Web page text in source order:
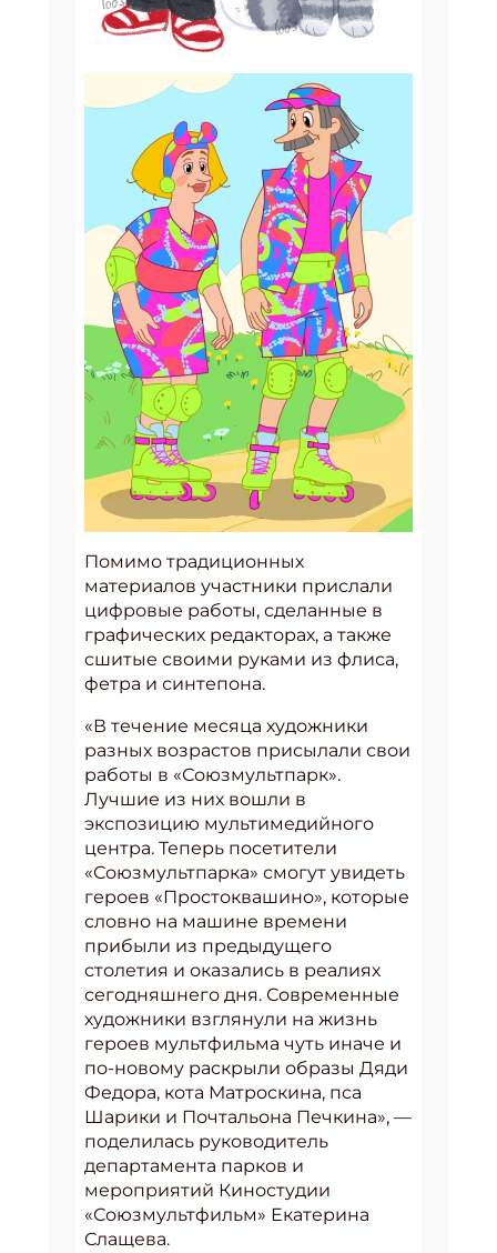
Помимо традиционных
материалов участники прислали
цифровые работы, сделанные в
графических редакторах, а также
сшитые своими руками из флиса,
фетра и синтепона.
«В течение месяца художники
разных возрастов присылали свои
работы в «Союзмультпарк».
Лучшие из них вошли в
экспозицию мультимедийного
центра. Теперь посетители
«Союзмультпарка» смогут увидеть
героев «Простоквашино», которые
словно на машине времени
прибыли из предыдущего
столетия и оказались в реалиях
сегодняшнего дня. Современные
художники взглянули на жизнь
героев мультфильма чуть иначе и
по-новому раскрыли образы Дяди
Федора, кота Матроскина, пса
Шарики и Почтальона Печкина», —
поделилась руководитель
департамента парков и
мероприятий Киностудии
«Союзмультфильм» Екатерина
Слащева.